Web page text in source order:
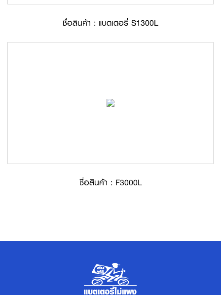
ชื่อสินค้า : แบตเตอรี่ S1300L
ชื่อสินค้า : F3000L